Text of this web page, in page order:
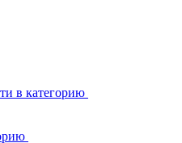
в категорию